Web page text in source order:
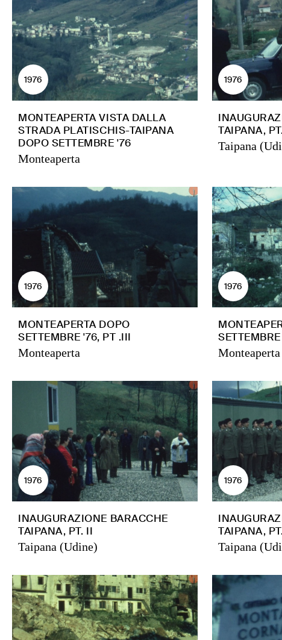
1976
MONTEAPERTA VISTA DALLA
STRADA PLATISCHIS-TAIPANA
DOPO SETTEMBRE '76
Monteaperta
1976
TAIPANA,
Taipana
1976
MONTEAPERTA DOPO
SETTEMBRE '76, PT .III
Monteaperta
1976
Monteaperta
1976
INAUGURAZIONE BARACCHE
TAIPANA, PT. II
Taipana (Udine)
1976
TAIPANA,
Taipana